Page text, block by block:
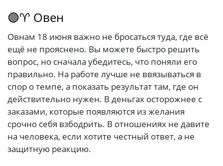
🟣♈ Овен
Овнам 18 июня важно не бросаться туда, где всё
ещё не прояснено. Вы можете быстро решить
вопрос, но сначала убедитесь, что поняли его
правильно. На работе лучше не ввязываться в
спор о темпе, а показать результат там, где он
действительно нужен. В деньгах осторожнее с
заказами, которые появляются из желания
срочно себя взбодрить. В отношениях не давите
на человека, если хотите честный ответ, а не
защитную реакцию.